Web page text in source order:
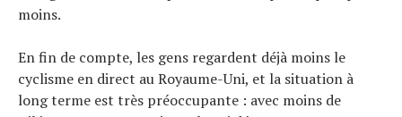
moins.
En fin de compte, les gens regardent déjà moins le
cyclisme en direct au Royaume-Uni, et la situation à
long terme est très préoccupante : avec moins de